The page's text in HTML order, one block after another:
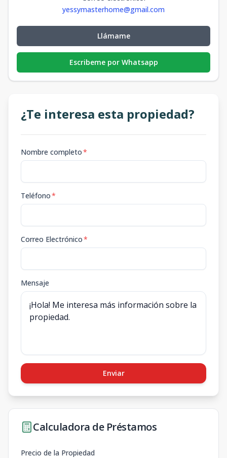
yessymasterhome@gmail.com
Llámame
Escribeme por Whatsapp
¿Te interesa esta propiedad?
Nombre completo*
Teléfono*
Correo Electrónico*
Mensaje
Enviar
Calculadora de Préstamos
Precio de la Propiedad